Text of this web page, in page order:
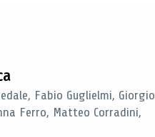
Fabio Guglielmi, Giorgio
Ferro, Matteo Corradini,